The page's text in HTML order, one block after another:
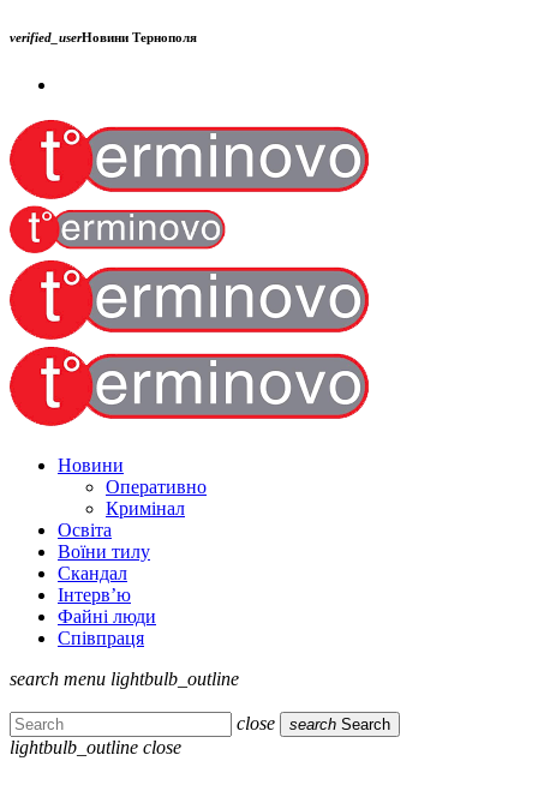
verified_userНовини Тернополя
Новини
Оперативно
Кримінал
Освіта
Воїни тилу
Скандал
Інтерв’ю
Файні люди
Співпраця
search menu lightbulb_outline
close search Search
lightbulb_outline close